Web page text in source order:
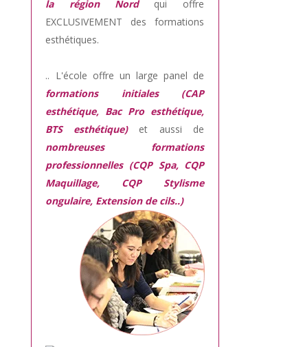
la région Nord qui offre
EXCLUSIVEMENT des formations
esthétiques.
.. L'école offre un large panel de
formations initiales (CAP
esthétique, Bac Pro esthétique,
BTS esthétique) et aussi de
nombreuses formations
professionnelles (CQP Spa, CQP
Maquillage, CQP Stylisme
ongulaire, Extension de cils..)